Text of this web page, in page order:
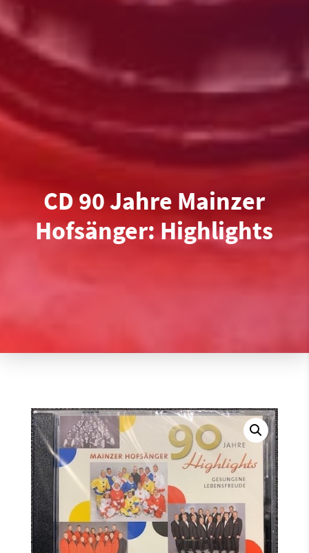
CD 90 Jahre Mainzer
Hofsänger: Highlights